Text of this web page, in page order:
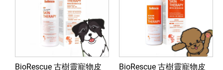
BioRescue 古樹靈寵物皮
BioRescue 古樹靈寵物皮